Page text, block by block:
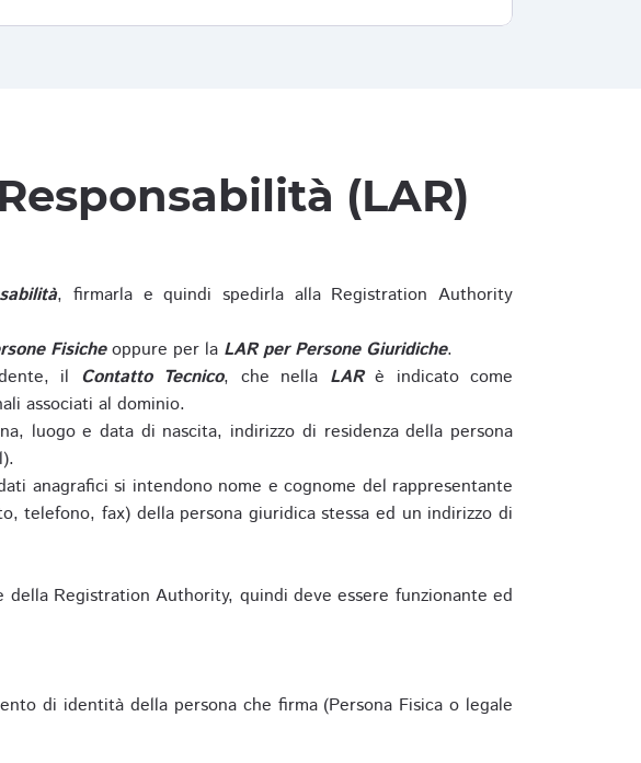
(LAR)
, firmarla e quindi spedirla alla Registration Authority
Fisicheoppure per la LAR per Persone Giuridiche.
il Contatto Tecnico, che nella LARè indicato come
associati al dominio.
luogo e data di nascita, indirizzo di residenza della persona
anagrafici si intendono nome e cognome del rappresentante
telefono, fax) della persona giuridica stessa ed un indirizzo di
Registration Authority, quindi deve essere funzionante ed
di identità della persona che firma (Persona Fisica o legale